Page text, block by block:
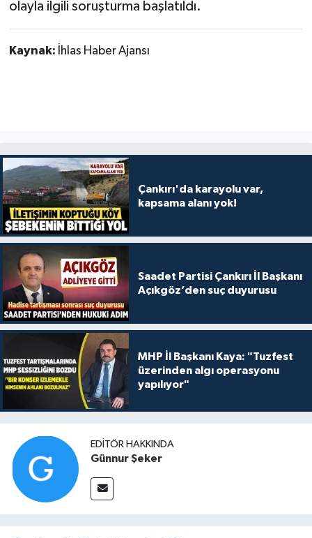
olayla ilgili soruşturma başlatıldı.
Kaynak: İhlas Haber Ajansı
Çankırı'da karayolu var,
kapsama alanı yok!
Saadet Partisi Çankırı İl Başkanı
Açıkgöz’den suç duyurusu
MHP İl Başkanı Kaya: "Tuzfest
üzerinden algı operasyonu
yapılıyor"
EDITÖR HAKKINDA
Günnur Şeker